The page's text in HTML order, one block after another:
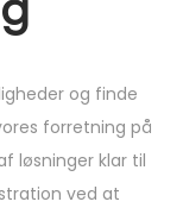
og finde
forretning på
løsninger klar til
ved at